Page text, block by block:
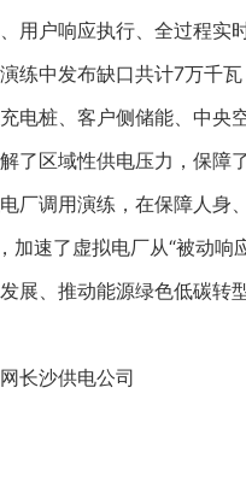
用户响应执行、全过程实
中发布缺口共计7万千瓦
电桩、客户侧储能、中央
了区域性供电压力，保障
调用演练，在保障人身、
加速了虚拟电厂从“被动
展、推动能源绿色低碳转
沙供电公司